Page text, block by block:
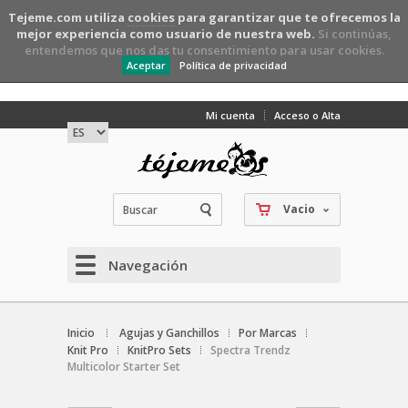
Tejeme.com utiliza cookiespara garantizar que te ofrecemos la
mejor experiencia como usuario de nuestra web. Si continúas,
entendemos que nos das tu consentimiento para usar cookies.
Aceptar Política de privacidad
Mi cuenta Acceso o Alta
Vacio
Navegación
Inicio Agujas y Ganchillos
Por Marcas
Knit Pro
KnitPro Sets
Spectra Trendz
Multicolor Starter Set